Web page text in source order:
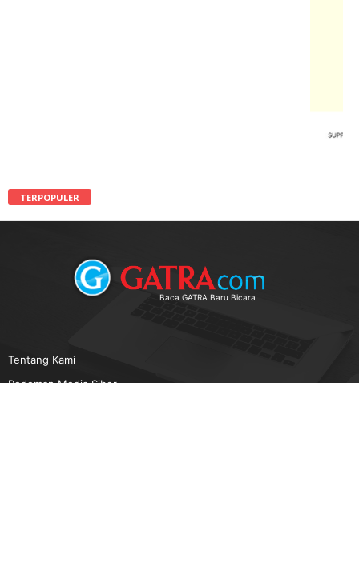
TERPOPULER
Baca GATRA Baru Bicara
Tentang Kami
Pedoman Media Siber